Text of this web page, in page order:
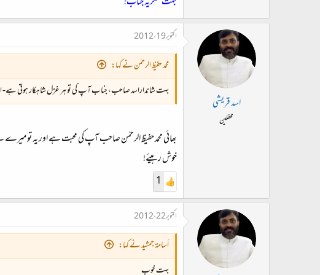
اسد قریشی
محفلین
اکتوبر 19، 2012
محمد حفیظ الرحمٰن نے کہا:
بہت شانداراسد صاحب، جناب آپ کی تو ہر غزل شاہکار ہوتی ہے- اس
بھائی محمد حفیظ الرحمٰن صاحب آپ کی محبت ہے اور یہ تو
خوش رہیئے!
1
اکتوبر 22، 2012
أسامة جمشيد نے کہا:
بہت خوب